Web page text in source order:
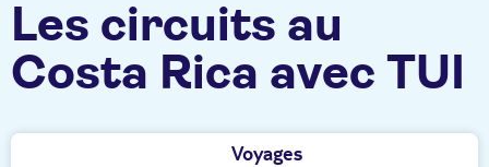
Les circuits au
Costa Rica avec TUI
Voyages